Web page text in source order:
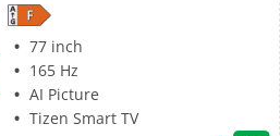
77 inch
165 Hz
AI Picture
Tizen Smart TV